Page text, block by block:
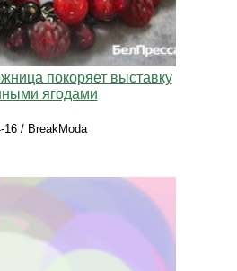
покоряет выставку
ягодами
16 / BreakModa